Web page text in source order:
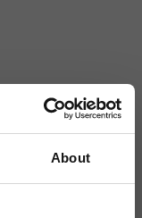
About